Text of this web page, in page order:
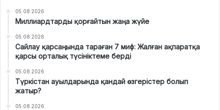
05.08.2026
Миллиардтарды қорғайтын жаңа жүйе
05.08.2026
Сайлау қарсаңында тараған 7 миф: Жалған ақпаратқа
қарсы орталық түсініктеме берді
05.08.2026
Түркістан ауылдарында қандай өзгерістер болып
жатыр?
05.08.2026